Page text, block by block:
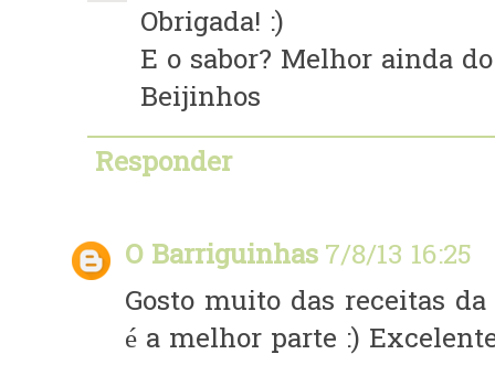
Obrigada! :)
E o sabor? Melhor ainda
Beijinhos
Responder
O Barriguinhas7/8/13 16:25
Gosto muito das receitas
é a melhor parte :)